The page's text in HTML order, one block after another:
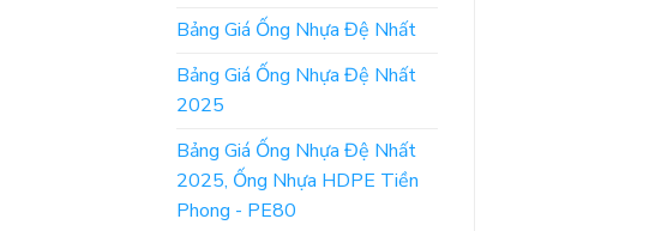
Bảng Giá Ống Nhựa Đệ Nhất
Bảng Giá Ống Nhựa Đệ Nhất
2025
Bảng Giá Ống Nhựa Đệ Nhất
2025, Ống Nhựa HDPE Tiền
Phong - PE80